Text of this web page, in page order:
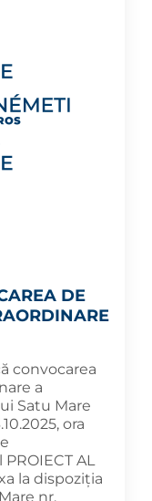
DE
convocarea
a
Satu Mare
ora
AL
la dispoziția
nr.